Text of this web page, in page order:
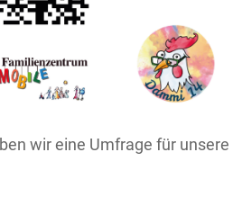
wir eine Umfrage für unsere